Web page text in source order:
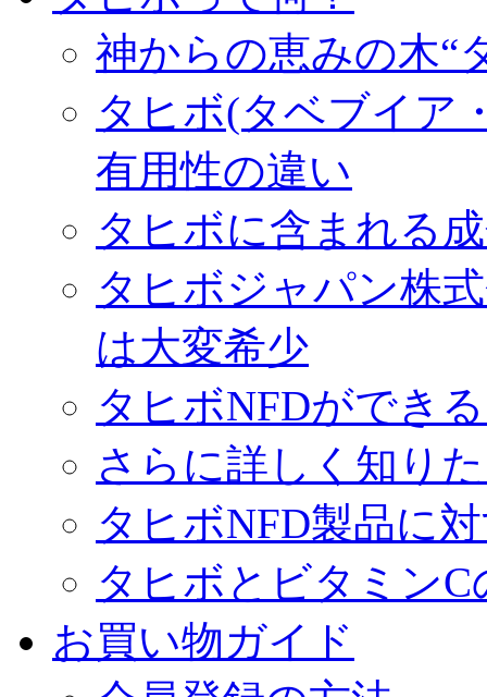
神からの恵みの木“
タヒボ(タベブイア
有用性の違い
タヒボに含まれる
タヒボジャパン株
は大変希少
タヒボNFDができ
さらに詳しく知り
タヒボNFD製品に
タヒボとビタミン
お買い物ガイド